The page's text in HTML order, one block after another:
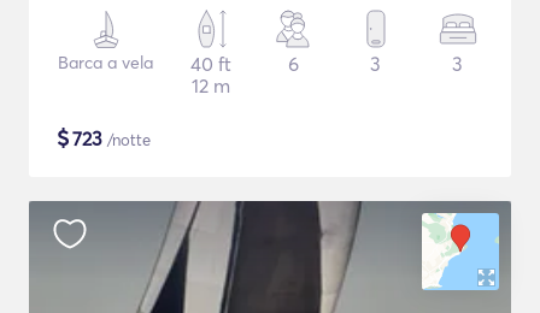
Barca a vela
40 ft
12 m
6 3 3
$723 /notte